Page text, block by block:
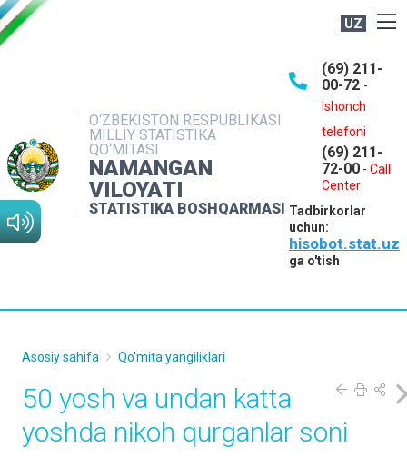
UZ
O‘ZBEKISTON RESPUBLIKASI
MILLIY STATISTIKA
QO‘MITASI
NAMANGAN
VILOYATI
STATISTIKA BOSHQARMASI
(69) 211-
00-72 -
Ishonch
telefoni
(69) 211-
72-00 - Call
Center
Tadbirkorlar
uchun:
hisobot.stat.uz
ga o'tish
NASHRLAR
INTERAKTIV XIZMATLAR
MATBUOT XIZMATI
MUROJAATLAR
Asosiy sahifa Qo'mita yangiliklari
50 yosh va undan katta
yoshda nikoh qurganlar soni